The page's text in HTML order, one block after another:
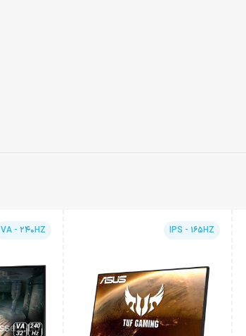
IPS - 165HZ
VA - 240HZ